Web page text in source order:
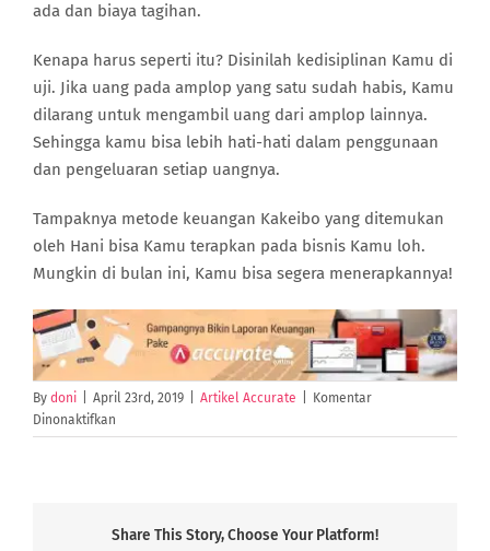
ada dan biaya tagihan.
Kenapa harus seperti itu? Disinilah kedisiplinan Kamu di
uji. Jika uang pada amplop yang satu sudah habis, Kamu
dilarang untuk mengambil uang dari amplop lainnya.
Sehingga kamu bisa lebih hati-hati dalam penggunaan
dan pengeluaran setiap uangnya.
Tampaknya metode keuangan Kakeibo yang ditemukan
oleh Hani bisa Kamu terapkan pada bisnis Kamu loh.
Mungkin di bulan ini, Kamu bisa segera menerapkannya!
By doni April 23rd, 2019 Artikel Accurate
Komentar
Dinonaktifkan
Kakeibo,
ala
Share This Story, Choose Your Platform!